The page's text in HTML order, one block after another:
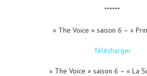
******
« The Voice » saison 6 – «
Télécharger
« The Voice » saison 6 – « La